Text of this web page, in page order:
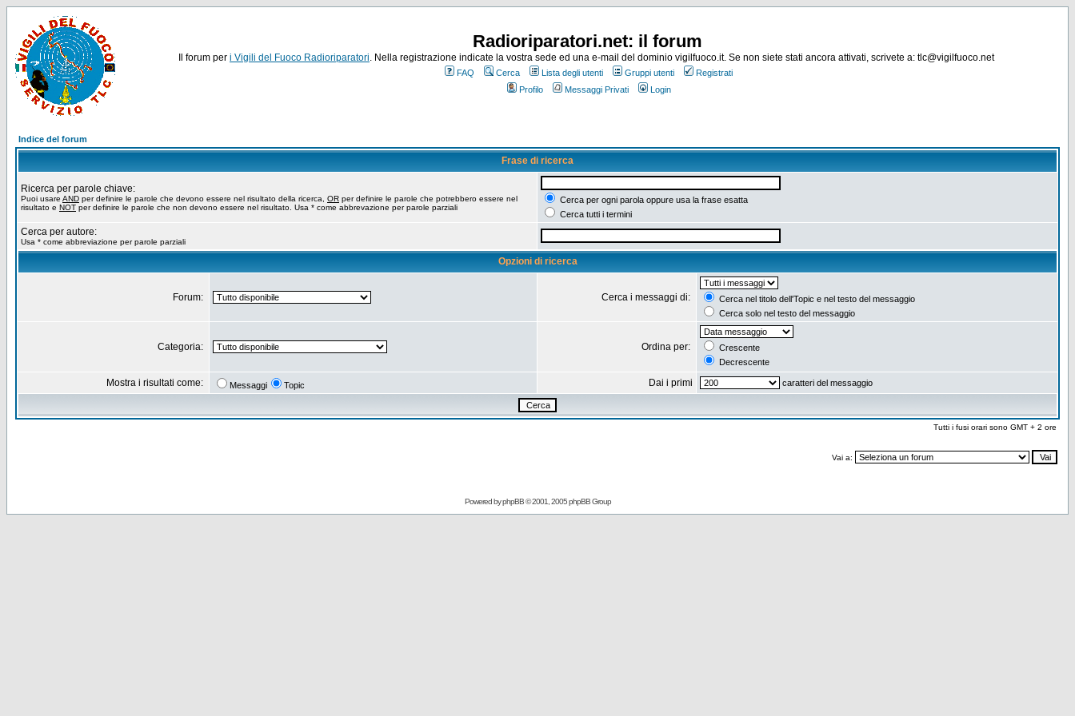
Radioriparatori.net: il forum
Il forum per i Vigili del Fuoco Radioriparatori. Nella registrazione indicate la vostra sede ed una e-mail del dominio vigilfuoco.it. Se non siete stati ancora attivati, scrivete a: tlc@vigilfuoco.net
FAQ Cerca Lista degli utenti Gruppi utenti
Registrati
Profilo
Messaggi Privati Login
Indice del forum
Frase di ricerca
Ricerca per parole chiave:
Puoi usare AND per definire le parole che devono essere nel risultato della ricerca, OR per definire le parole che potrebbero essere nel
risultato e NOT per definire le parole che non devono essere nel risultato. Usa * come abbrevazione per parole parziali
Cerca per ogni parola oppure usa la frase esatta
Cerca tutti i termini
Cerca per autore:
Usa * come abbreviazione per parole parziali
Opzioni di ricerca
Forum: Cerca i messaggi di:
Cerca nel titolo dell'Topic e nel testo del messaggio
Cerca solo nel testo del messaggio
Categoria: Ordina per:
Crescente
Decrescente
Mostra i risultati come: Messaggi Topic Dai i primi caratteri del messaggio
Tutti i fusi orari sono GMT + 2 ore
Vai a:
Powered byphpBB© 2001, 2005 phpBB Group